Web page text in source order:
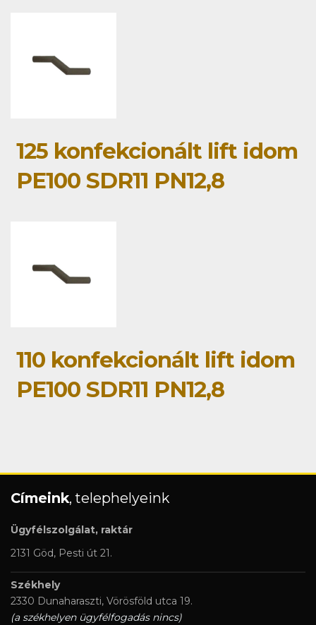
125 konfekcionált lift idom
PE100 SDR11 PN12,8
110 konfekcionált lift idom
PE100 SDR11 PN12,8
Címeink, telephelyeink
Ügyfélszolgálat, raktár
2131 Göd, Pesti út 21.
Székhely
2330 Dunaharaszti, Vörösföld utca 19.
(a székhelyen ügyfélfogadás nincs)